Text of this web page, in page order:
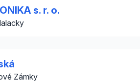
s. r. o.
Zámky